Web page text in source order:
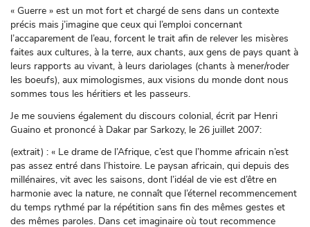
« Guerre » est un mot fort et chargé de sens dans un contexte
précis mais j’imagine que ceux qui l’emploi concernant
l’accaparement de l’eau, forcent le trait afin de relever les misères
faites aux cultures, à la terre, aux chants, aux gens de pays quant à
leurs rapports au vivant, à leurs dariolages (chants à mener/roder
les boeufs), aux mimologismes, aux visions du monde dont nous
sommes tous les héritiers et les passeurs.
Je me souviens également du discours colonial, écrit par Henri
Guaino et prononcé à Dakar par Sarkozy, le 26 juillet 2007:
(extrait) : « Le drame de l’Afrique, c’est que l’homme africain n’est
pas assez entré dans l’histoire. Le paysan africain, qui depuis des
millénaires, vit avec les saisons, dont l’idéal de vie est d’être en
harmonie avec la nature, ne connaît que l’éternel recommencement
du temps rythmé par la répétition sans fin des mêmes gestes et
des mêmes paroles. Dans cet imaginaire où tout recommence